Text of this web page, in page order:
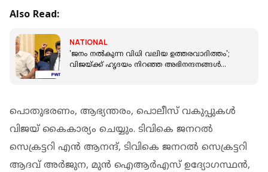
Also Read:
NATIONAL
'ജനം നല്‍കുന്ന വിധി വലിയ ഉത്തരവാദിത്തം';
വിജയ്ക്ക് ഹൃദയം നിറഞ്ഞ അഭിനന്ദനങ്ങള്‍
പൊതുഭരണം, ആഭ്യന്തരം, പൊലീസ് വകുപ്പുകള്‍
വിജയ് കൈകാര്യം ചെയ്യും. ടിവികെ ജനറല്‍
സെക്രട്ടറി എന്‍ ആനന്ദ്, ടിവികെ ജനറല്‍ സെക്രട്ടറി
ആദവ് അര്‍ജുന, മുന്‍ ഐആര്‍എസ് ഉദ്യോഗസ്ഥന്‍,